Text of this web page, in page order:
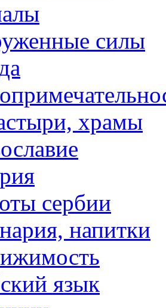
силы
храмы
сербии
напитки
язык